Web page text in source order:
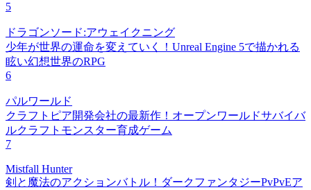
5
ドラゴンソード:アウェイクニング
少年が世界の運命を変えていく！Unreal Engine 5で描かれる
眩い幻想世界のRPG
6
パルワールド
クラフトピア開発会社の最新作！オープンワールドサバイバ
ルクラフトモンスター育成ゲーム
7
Mistfall Hunter
剣と魔法のアクションバトル！ダークファンタジーPvPvEア